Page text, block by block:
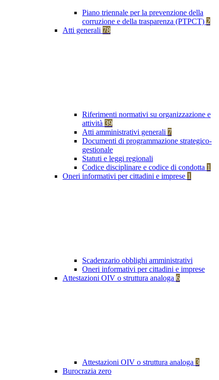
Piano triennale per la prevenzione della
corruzione e della trasparenza (PTPCT) 2
Atti generali 78
Riferimenti normativi su organizzazione e
attività 39
Atti amministrativi generali 7
Documenti di programmazione strategico-
gestionale
Statuti e leggi regionali
Codice disciplinare e codice di condotta 1
Oneri informativi per cittadini e imprese 1
Scadenzario obblighi amministrativi
Oneri informativi per cittadini e imprese
Attestazioni OIV o struttura analoga 6
Attestazioni OIV o struttura analoga 3
Burocrazia zero